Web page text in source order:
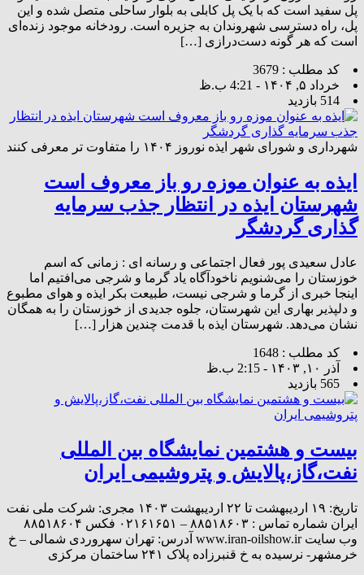
پل سفید است که با یک پل کابلی به بلوار ساحلی متصل شده و این
پل، راه دسترسی شهروندان به جزیره است. رودخانه موجود زنده‌ای
است که هر گونه دست‌درازی […]
کد مطلب : 3679
خرداد ۵, ۱۴۰۴ - 4:21 ب.ظ
514 بازدید
شهرداری و شورای شهر ایذه نوروز ۱۴۰۴ را متفاوت تر معرفی کنند
ایذه به عنوان موزه رو باز معروف است
شهرستان ایذه در انتظار جذب سرمایه
گذاری گردشگر
عادل سعیدی پور فعال اجتماعی و رسانه ای : زمانی که اسم
خوزستان را می‌شنویم ناخودآگاه یاد گرما و شرجی می‌افتیم اما
اینجا خبری از گرما و شرجی نیست، طبیعت بکر ایذه و هوای مطبوع
و دلپذیر بهاری این شهرستان، جلوه جدیدی از خوزستان را به همگان
نشان می‌دهد. شهرستان ایذه با قدمت چندین هزار […]
کد مطلب : 1648
آذر ۱۰, ۱۴۰۳ - 2:15 ب.ظ
565 بازدید
بیست و هشتمین نمایشگاه بین المللی
نفت،گاز،پالایش و پتروشیمی ایران
تاریخ: ۱۹ اردیبهشت تا ۲۲ اردیبهشت ۱۴۰۳ مجری: شرکت ملی نفت
ایران شماره تماس : ۸۸۵۱۸۶۰۳ – ۰۲۱۶۱۶۵۱ فکس ۸۸۵۱۸۶۰۴
وب سایت www.iran-oilshow.ir آدرس: تهران سهروردی شمالی – خ
خرمشهر- نرسیده به خ قنبرزاده پلاک ۲۴۱ ساختمان مرکزی